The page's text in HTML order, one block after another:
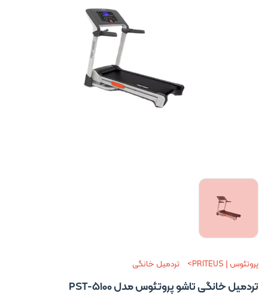
پروتئوس | PRITEUS تردمیل خانگی
تردمیل خانگی تاشو پروتئوس مدل PST-5100